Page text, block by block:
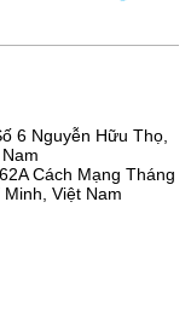
6 Nguyễn Hữu Thọ,
Cách Mạng Tháng
Việt Nam